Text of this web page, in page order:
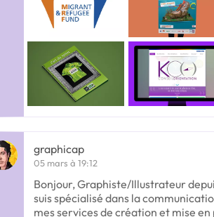
graphicap
05 mars à 19:12
Bonjour, Graphiste/Illustrateur
suis spécialisé dans la
mes services de création et mise